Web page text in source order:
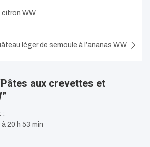
citron WW
léger de semoule à l’ananas WW
Pâtes aux crevettes et
”
:
20 h 53 min